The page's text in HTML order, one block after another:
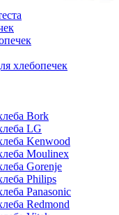
хлебопечек
Bork
LG
Kenwood
Moulinex
Gorenje
Philips
Panasonic
Redmond